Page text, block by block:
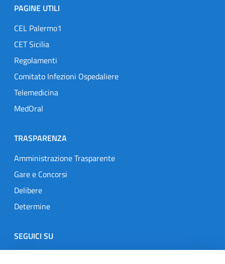
PAGINE UTILI
CEL Palermo1
CET Sicilia
Regolamenti
Comitato Infezioni Ospedaliere
Telemedicina
MedOral
TRASPARENZA
Amministrazione Trasparente
Gare e Concorsi
Delibere
Determine
SEGUICI SU
Designers Italia
TwitterInstagramYoutubeLinkedin